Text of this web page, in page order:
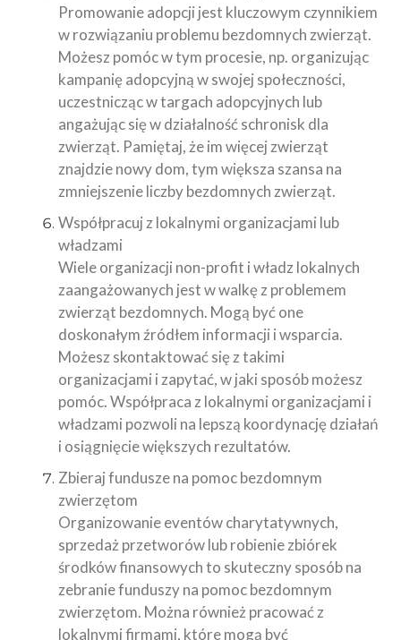
Promowanie adopcji jest kluczowym czynnikiem
w rozwiązaniu problemu bezdomnych zwierząt.
Możesz pomóc w tym procesie, np. organizując
kampanię adopcyjną w swojej społeczności,
uczestnicząc w targach adopcyjnych lub
angażując się w działalność schronisk dla
zwierząt. Pamiętaj, że im więcej zwierząt
znajdzie nowy dom, tym większa szansa na
zmniejszenie liczby bezdomnych zwierząt.
Współpracuj z lokalnymi organizacjami lub
władzami
Wiele organizacji non-profit i władz lokalnych
zaangażowanych jest w walkę z problemem
zwierząt bezdomnych. Mogą być one
doskonałym źródłem informacji i wsparcia.
Możesz skontaktować się z takimi
organizacjami i zapytać, w jaki sposób możesz
pomóc. Współpraca z lokalnymi organizacjami i
władzami pozwoli na lepszą koordynację działań
i osiągnięcie większych rezultatów.
Zbieraj fundusze na pomoc bezdomnym
zwierzętom
Organizowanie eventów charytatywnych,
sprzedaż przetworów lub robienie zbiórek
środków finansowych to skuteczny sposób na
zebranie funduszy na pomoc bezdomnym
zwierzętom. Można również pracować z
lokalnymi firmami, które mogą być